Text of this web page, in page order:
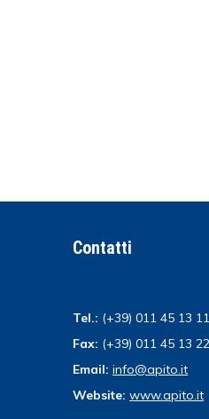
Contatti
Tel.: (+39) 011 45 13
Fax: (+39) 011 45 13
Email: info@apito.it
Website: www.apito.it